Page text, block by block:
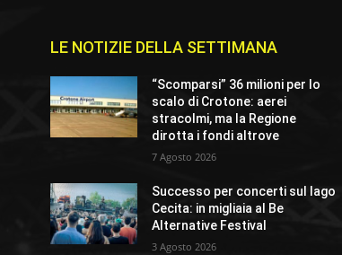
LE NOTIZIE DELLA SETTIMANA
“Scomparsi” 36 milioni per lo
scalo di Crotone: aerei
stracolmi, ma la Regione
dirotta i fondi altrove
7 Agosto 2026
Successo per concerti sul lago
Cecita: in migliaia al Be
Alternative Festival
3 Agosto 2026